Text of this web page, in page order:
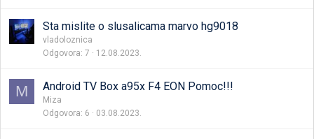
Sta mislite o slusalicama marvo hg9018
vladoloznica
Odgovora 7 12.08.2023.
M Android TV Box a95x F4 EON Pomoc!!!
Miza
Odgovora 6 03.08.2023.